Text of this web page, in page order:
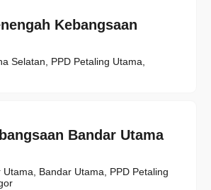
Kebangsaan
Selatan, PPD Petaling Utama,
Bandar Utama
Utama, Bandar Utama, PPD Petaling